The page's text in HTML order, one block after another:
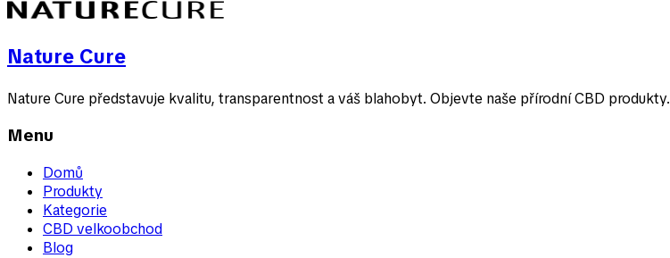
Nature Cure
Nature Cure představuje kvalitu, transparentnost a váš blahobyt. Objevte naše přírodní CBD produkty.
Menu
Domů
Produkty
Kategorie
CBD velkoobchod
Blog